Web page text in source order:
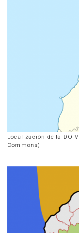
Localización de la DO
Commons)